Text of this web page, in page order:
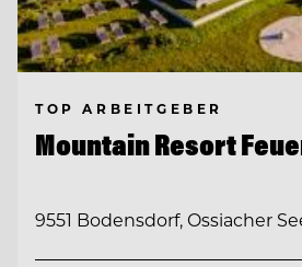
TOP ARBEITGEBER
Mountain Resort
9551 Bodensdorf, Ossiacher